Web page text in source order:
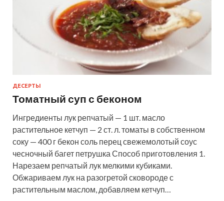
ДЕСЕРТЫ
Томатный суп с беконом
Ингредиенты лук репчатый — 1 шт. масло
растительное кетчуп — 2 ст. л. томаты в собственном
соку — 400 г бекон соль перец свежемолотый соус
чесночный багет петрушка Способ приготовления 1.
Нарезаем репчатый лук мелкими кубиками.
Обжариваем лук на разогретой сковороде с
растительным маслом, добавляем кетчуп…